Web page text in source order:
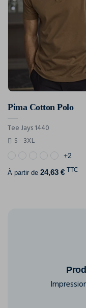
Pima Cotton Polo
Tee Jays 1440
S - 3XL
+2
À partir de 24,63 € TTC